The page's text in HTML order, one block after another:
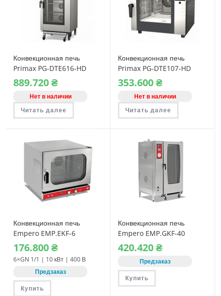
Конвекционная печь
Primax PG-DTE616-HD
электрическая
889.720₴
Нет в наличии
Читать далее
Конвекционная печь
Primax PG-DTE107-HD
электрическая
353.600₴
Нет в наличии
Читать далее
Конвекционная печь
Empero EMP.EKF-6
электрическая
176.800₴
6×GN 1/1 | 10 кВт | 400 В
Предзаказ
Купить
Конвекционная печь
Empero EMP.GKF-40
газовая
420.420₴
Предзаказ
Купить